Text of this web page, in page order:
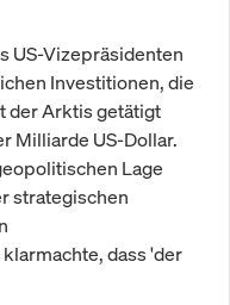
US-Vizepräsidenten
Investitionen, die
der Arktis getätigt
Milliarde US-Dollar.
Lage
strategischen
dass 'der